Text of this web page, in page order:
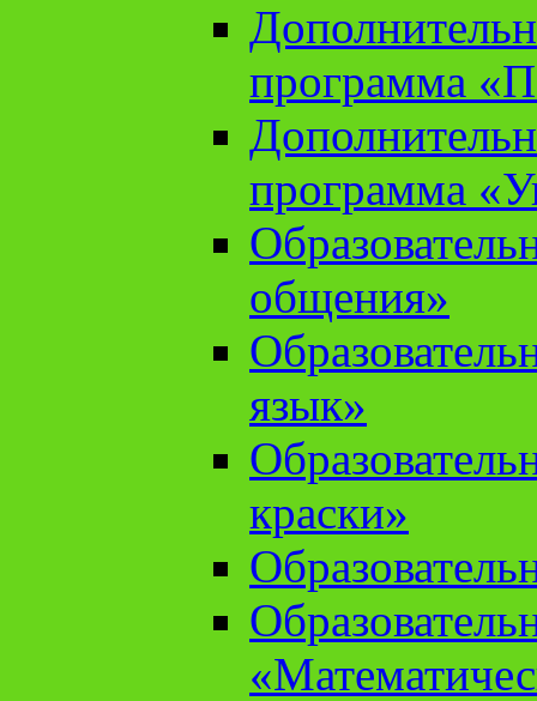
программа
программа
общения»
язык»
краски»